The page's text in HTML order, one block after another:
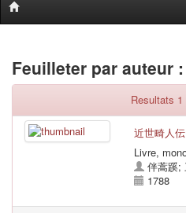
Feuilleter par auteur :
Resultats 1
近世畸人伝
Livre,
伴蒿蹊;
1788